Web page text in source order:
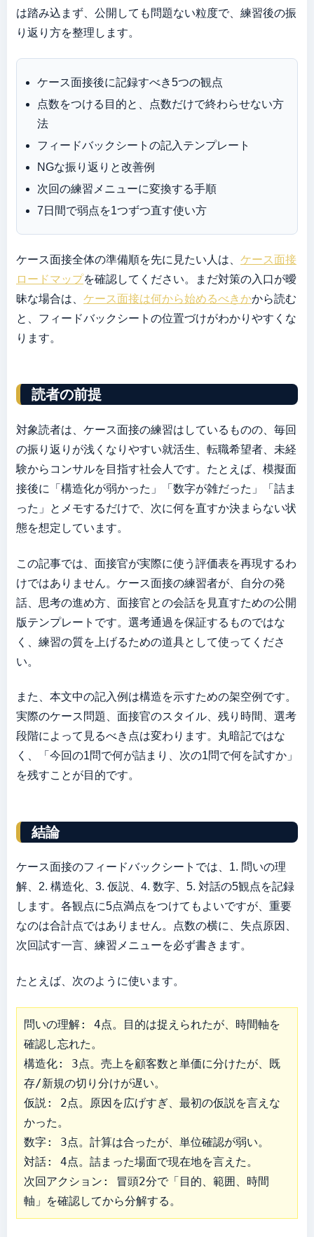
は踏み込まず、公開しても問題ない粒度で、練習後の振
り返り方を整理します。
ケース面接後に記録すべき5つの観点
点数をつける目的と、点数だけで終わらせない方
法
フィードバックシートの記入テンプレート
NGな振り返りと改善例
次回の練習メニューに変換する手順
7日間で弱点を1つずつ直す使い方
ケース面接全体の準備順を先に見たい人は、 ケース面接
ロードマップを確認してください。まだ対策の入口が曖
昧な場合は、 ケース面接は何から始めるべきかから読む
と、フィードバックシートの位置づけがわかりやすくな
ります。
読者の前提
対象読者は、ケース面接の練習はしているものの、毎回
の振り返りが浅くなりやすい就活生、転職希望者、未経
験からコンサルを目指す社会人です。たとえば、模擬面
接後に「構造化が弱かった」「数字が雑だった」「詰ま
った」とメモするだけで、次に何を直すか決まらない状
態を想定しています。
この記事では、面接官が実際に使う評価表を再現するわ
けではありません。ケース面接の練習者が、自分の発
話、思考の進め方、面接官との会話を見直すための公開
版テンプレートです。選考通過を保証するものではな
く、練習の質を上げるための道具として使ってくださ
い。
また、本文中の記入例は構造を示すための架空例です。
実際のケース問題、面接官のスタイル、残り時間、選考
段階によって見るべき点は変わります。丸暗記ではな
く、「今回の1問で何が詰まり、次の1問で何を試すか」
を残すことが目的です。
結論
ケース面接のフィードバックシートでは、1. 問いの理
解、2. 構造化、3. 仮説、4. 数字、5. 対話の5観点を記録
します。各観点に5点満点をつけてもよいですが、重要
なのは合計点ではありません。点数の横に、失点原因、
次回試す一言、練習メニューを必ず書きます。
たとえば、次のように使います。
問いの理解: 4点。目的は捉えられたが、時間軸を
確認し忘れた。
構造化: 3点。売上を顧客数と単価に分けたが、既
存/新規の切り分けが遅い。
仮説: 2点。原因を広げすぎ、最初の仮説を言えな
かった。
数字: 3点。計算は合ったが、単位確認が弱い。
対話: 4点。詰まった場面で現在地を言えた。
次回アクション: 冒頭2分で「目的、範囲、時間
軸」を確認してから分解する。